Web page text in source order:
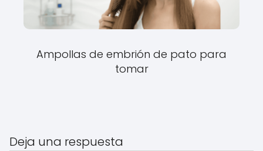
Ampollas de embrión de pato para
tomar
Deja una respuesta